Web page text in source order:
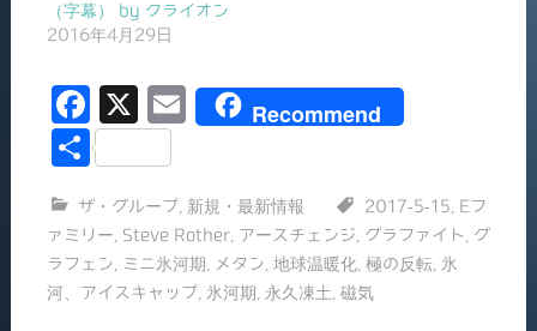
（字幕） by クライオン
2016年4月29日
F
a
e
b
o
X
E
l
Recommend
共
ザ・グループ, 新規・最新情報 2017-5-15
Eフ
ァミリー
Steve Rother, アースチェンジ グラファイト
グ
ラフェン
ミニ氷河期 メタン 地球温暖化, 極の反転, 氷
河、アイスキャップ, 氷河期 永久凍土 磁気